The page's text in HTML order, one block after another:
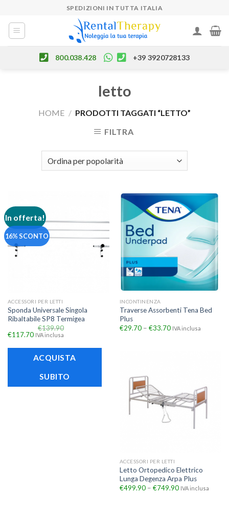
content
SPEDIZIONI IN TUTTA ITALIA
800.038.428 +39 3920728133
letto
HOME / PRODOTTI TAGGATI “LETTO”
FILTRA
In offerta!
16% SCONTO
ACCESSORI PER LETTI
Sponda Universale Singola
Ribaltabile SP8 Termigea
€139.90
€117.70 IVA inclusa
ACQUISTA
SUBITO
INCONTINENZA
Traverse Assorbenti Tena Bed
Plus
€29.70– €33.70 IVA inclusa
ACCESSORI PER LETTI
Letto Ortopedico Elettrico
Lunga Degenza Arpa Plus
€499.90– €749.90 IVA inclusa